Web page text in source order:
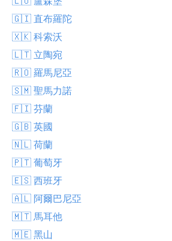
🇬🇮 直布羅陀
🇽🇰 科索沃
🇱🇹 立陶宛
🇷🇴 羅馬尼亞
🇸🇲 聖馬力諾
🇫🇮 芬蘭
🇬🇧 英國
🇳🇱 荷蘭
🇵🇹 葡萄牙
🇪🇸 西班牙
🇦🇱 阿爾巴尼亞
🇲🇹 馬耳他
🇲🇪 黑山